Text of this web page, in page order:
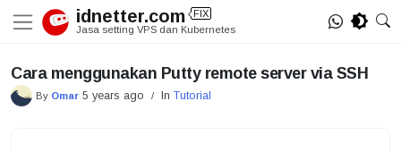
idnetter.com FIX
MIG
Jasa setting VPS dan Kubernetes
Cara menggunakan Putty remote server via SSH
By Omar 5 years ago / InTutorial